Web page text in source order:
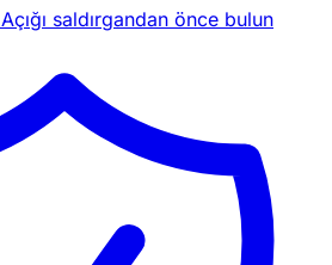
Açığı saldırgandan önce bulun